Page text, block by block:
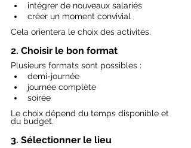
intégrer de nouveaux salariés
créer un moment convivial
Cela orientera le choix des activités.
2. Choisir le bon format
Plusieurs formats sont possibles :
demi-journée
journée complète
soirée
Le choix dépend du temps disponible et
du budget.
3. Sélectionner le lieu